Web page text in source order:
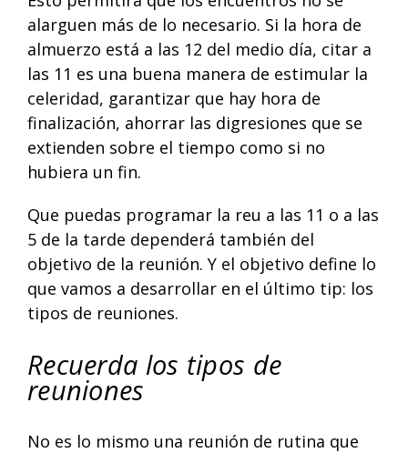
alarguen más de lo necesario. Si la hora de
almuerzo está a las 12 del medio día, citar a
las 11 es una buena manera de estimular la
celeridad, garantizar que hay hora de
finalización, ahorrar las digresiones que se
extienden sobre el tiempo como si no
hubiera un fin.
Que puedas programar la reu a las 11 o a las
5 de la tarde dependerá también del
objetivo de la reunión. Y el objetivo define lo
que vamos a desarrollar en el último tip: los
tipos de reuniones.
Recuerda los tipos de
reuniones
No es lo mismo una reunión de rutina que